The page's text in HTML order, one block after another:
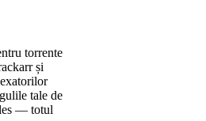
torrente
și
tale de
— totul